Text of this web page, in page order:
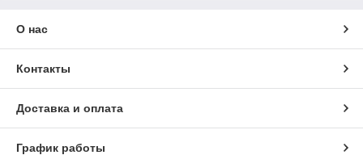
О нас
Контакты
Доставка и оплата
График работы